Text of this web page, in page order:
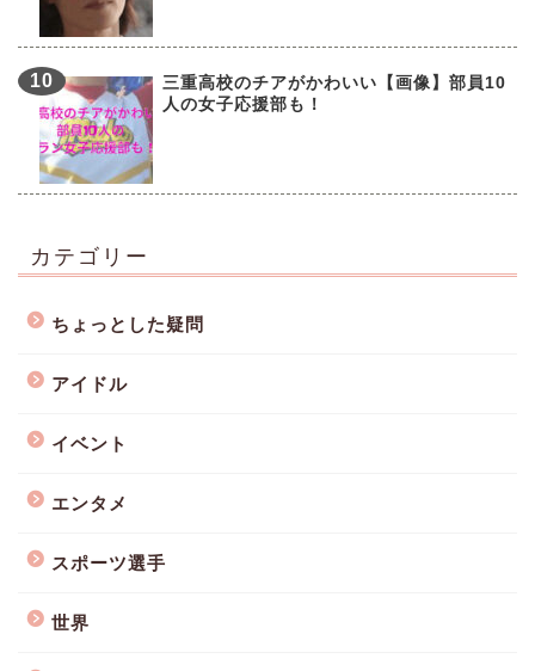
三重高校のチアがかわいい【画像】部員10
人の女子応援部も！
カテゴリー
ちょっとした疑問
アイドル
イベント
エンタメ
スポーツ選手
世界